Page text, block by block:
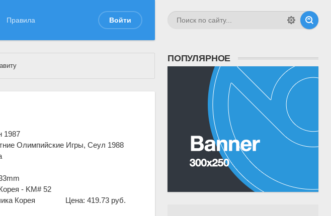
Правила Войти
1987
Олимпийские Игры, Сеул 1988
- KM# 52
Корея
Цена: 419.73 руб.
ПОПУЛЯРНОЕ